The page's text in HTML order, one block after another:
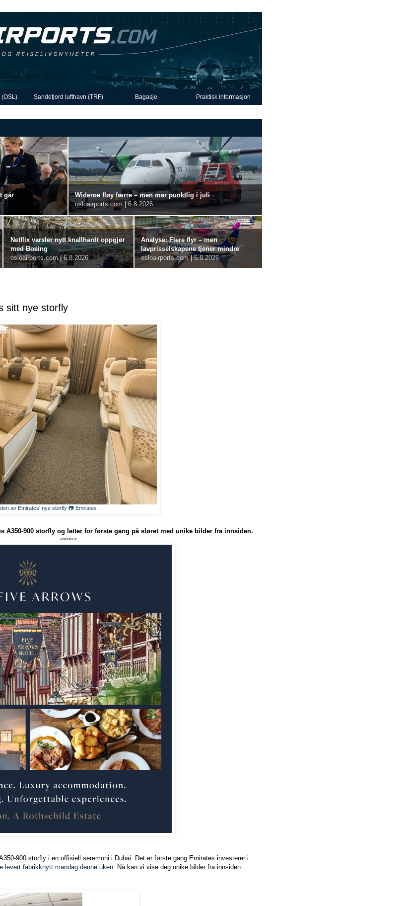
(OSL) Sandefjord lufthavn (TRF) Bagasje Praktisk informasjon
går
Widerøe fløy færre – men mer punktlig i juli
osloairports.com | 6.8.2026
Netflix varsler nytt knallhardt oppgjør
med Boeing
osloairports.com | 6.8.2026
Analyse: Flere flyr – men
lavprisselskapene tjener mindre
osloairports.com | 5.8.2026
sitt nye storfly
av Emirates' nye storfly 📷 Emirates
A350-900 storfly og letter for første gang på sløret med unike bilder fra innsiden.
annonse
900 storfly i en offisiell seremoni i Dubai. Det er første gang Emirates investerer i
levert fabrikknytt mandag denne uken. Nå kan vi vise deg unike bilder fra innsiden.